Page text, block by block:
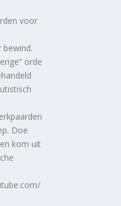
voor
bewind.
orde
Doe
kom uit